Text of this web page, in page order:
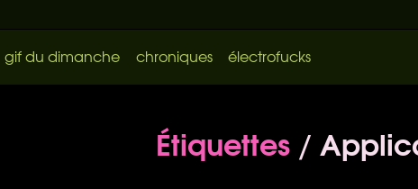
gif du dimanche chroniques électrofucks
Étiquettes /